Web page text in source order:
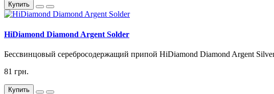
Купить
HiDiamond Diamond Argent Solder
Бессвинцовый серебросодержащий припой HiDiamond Diamond Argent
81 грн.
Купить